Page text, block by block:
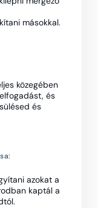
másokkal.
közegében
és
és
azokat a
kaptál a